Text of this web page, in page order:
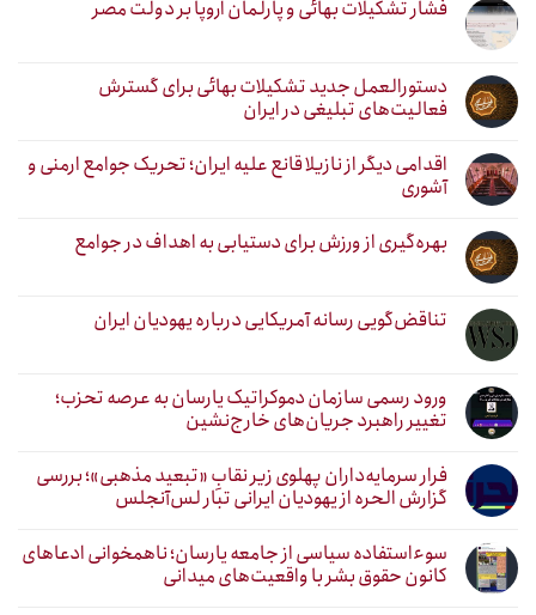
فشار تشکیلات بهائی و پارلمان اروپا بر دولت مصر
دستورالعمل جدید تشکیلات بهائی برای گسترش
فعالیت‌های تبلیغی در ایران
اقدامی دیگر از نازیلا قانع علیه ایران؛ تحریک جوامع ارمنی و
آشوری
بهره‌گیری از ورزش برای دستیابی به اهداف در جوامع
تناقض‌گویی رسانه آمریکایی درباره یهودیان ایران
ورود رسمی سازمان دموکراتیک یارسان به عرصه تحزب؛
تغییر راهبرد جریان‌های خارج‌نشین
فرار سرمایه‌داران پهلوی زیر نقابِ «تبعید مذهبی»؛ بررسی
گزارش الحره از یهودیان ایرانی تبار لس‌آنجلس
سوءاستفاده سیاسی از جامعه یارسان؛ ناهمخوانی ادعاهای
کانون حقوق بشر با واقعیت‌های میدانی